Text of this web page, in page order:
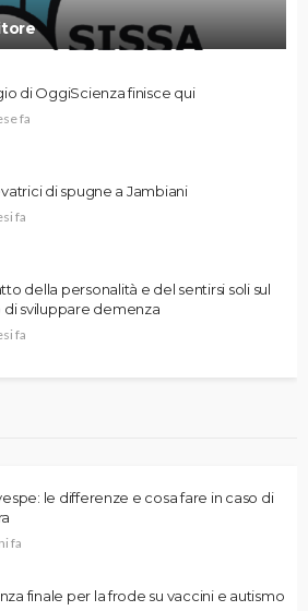
di OggiScienza finisce qui
fa
di spugne a Jambiani
fa
della personalità e del sentirsi soli sul
di sviluppare demenza
fa
le differenze e cosa fare in caso di
fa
finale per la frode su vaccini e autismo